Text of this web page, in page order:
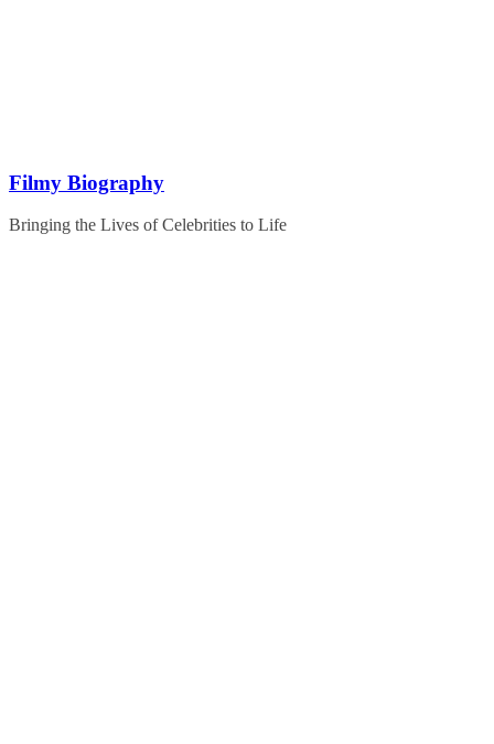
Filmy Biography
Bringing the Lives of Celebrities to Life